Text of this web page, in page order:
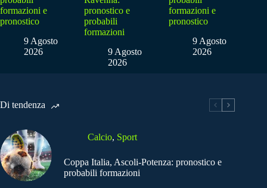
formazioni e
pronostico
9 Agosto
2026
pronostico e
probabili
formazioni
9 Agosto
2026
formazioni e
pronostico
9 Agosto
2026
Di tendenza
Calcio, Sport
Coppa Italia, Ascoli-Potenza: pronostico e
probabili formazioni